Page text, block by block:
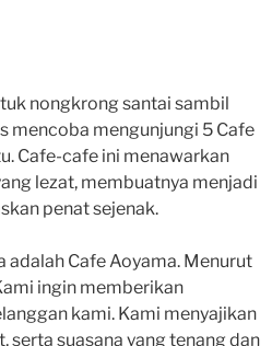
nongkrong santai sambil
mencoba mengunjungi 5 Cafe
Cafe-cafe ini menawarkan
lezat, membuatnya menjadi
penat sejenak.
adalah Cafe Aoyama. Menurut
ingin memberikan
kami. Kami menyajikan
serta suasana yang tenang dan